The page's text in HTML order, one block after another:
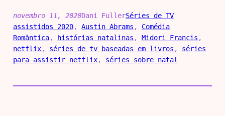
novembro 11, 2020Dani FullerSéries de TV
assistidos 2020, Austin Abrams , Comédia
Romântica, histórias natalinas , Midori Francis
netflix, séries de tv baseadas em livros , séries
para assistir netflix, séries sobre natal